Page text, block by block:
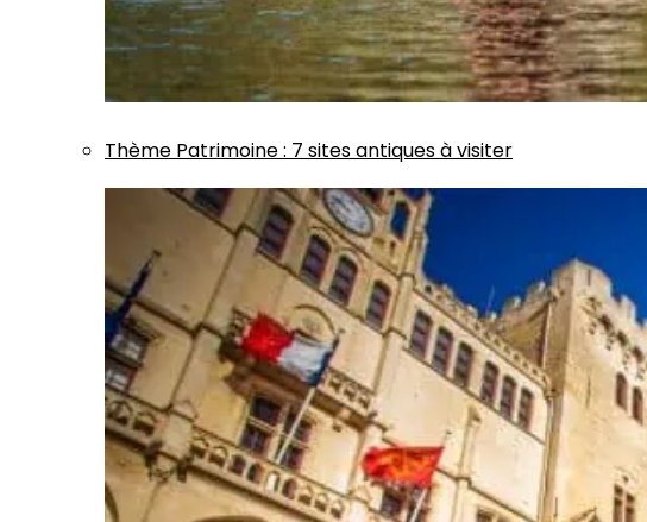
Thème Patrimoine: 7 sites antiques à visiter